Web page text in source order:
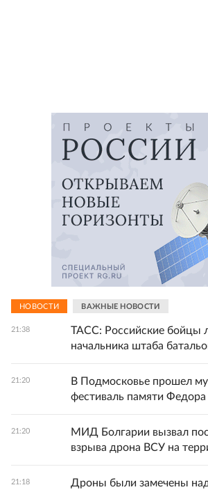
НОВОСТИ ВАЖНЫЕ НОВОСТИ
21:38
ТАСС: Российские бойцы
начальника штаба
21:20
В Подмосковье прошел
фестиваль памяти
21:20
МИД Болгарии вызвал
взрыва дрона ВСУ на
21:18
Дроны были замечены